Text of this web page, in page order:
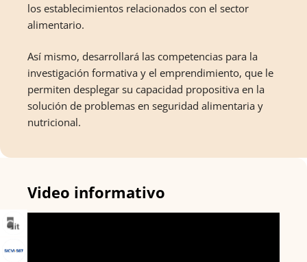
los establecimientos relacionados con el sector
alimentario.
Así mismo, desarrollará las competencias para la
investigación formativa y el emprendimiento, que le
permiten desplegar su capacidad propositiva en la
solución de problemas en seguridad alimentaria y
nutricional.
Video informativo